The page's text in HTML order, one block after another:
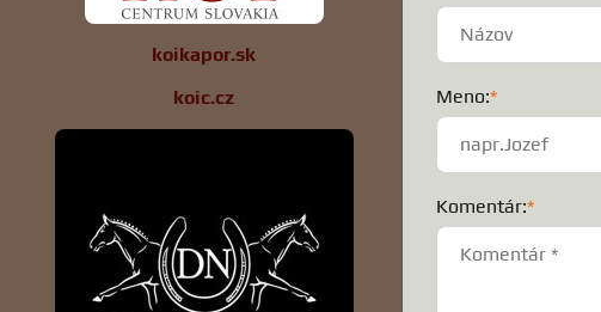
Meno:*
Komentár:*
koikapor.sk
koic.cz